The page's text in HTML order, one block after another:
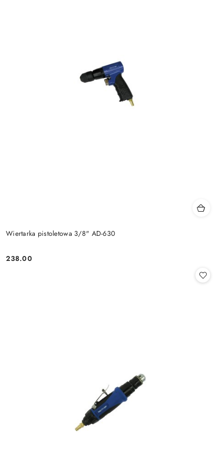
Wiertarka pistoletowa 3/8" AD-630
Cena:
238.00